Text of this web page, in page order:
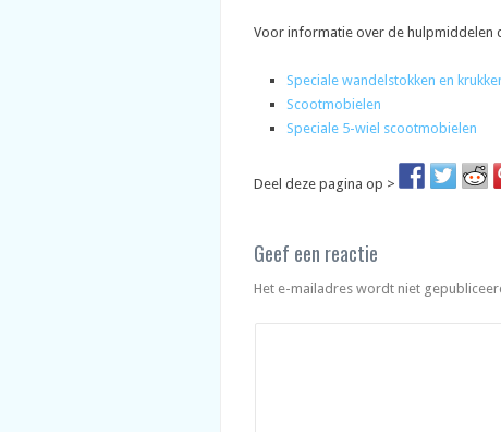
Voor informatie over de hulpmiddelen
Speciale wandelstokken en
Scootmobielen
Speciale 5-wiel scootmobielen
Deel deze pagina op >
Geef een reactie
Het e-mailadres wordt niet